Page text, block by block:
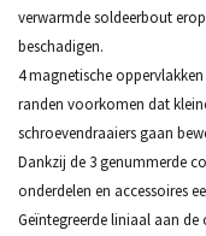
verwarmde soldeerbout
beschadigen.
4 magnetische
randen voorkomen dat
schroevendraaiers gaan
Dankzij de 3 genummerde
onderdelen en accessoires
Geïntegreerde liniaal aan